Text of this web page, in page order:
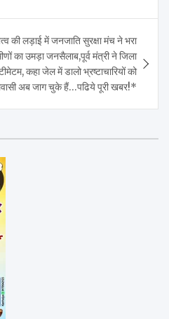
की लड़ाई में जनजाति सुरक्षा मंच ने भरा
का उमड़ा जनसैलाब,पूर्व मंत्री ने जिला
कहा जेल में डालो भ्रष्टाचारियों को
अब जाग चुके हैं…पढिये पूरी खबर!*